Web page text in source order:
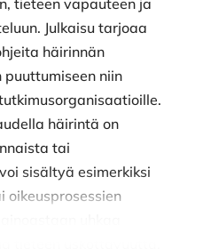
tieteen vapauteen ja
Julkaisu tarjoaa
häirinnän
niin
häirintä on
tai
sisältyä esimerkiksi